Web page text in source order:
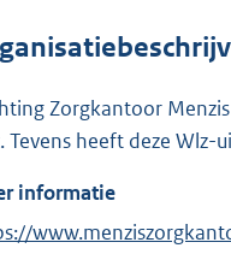
Zorgkantoor
Tevens heeft deze
informatie